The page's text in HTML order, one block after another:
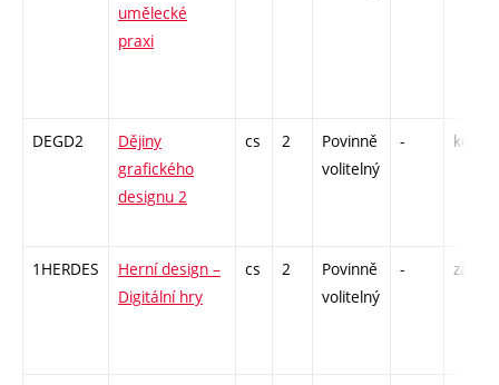
umělecké
praxi
DEGD2
Dějiny
grafického
designu 2
cs 2
Povinně
volitelný
- kol
1HERDES
Herní design –
Digitální hry
cs 2
Povinně
volitelný
- zá